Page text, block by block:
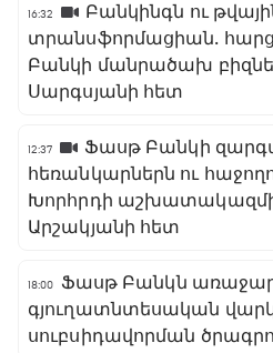
16:32
Բանկինգն ու
տրանսֆորմացիան․
Բանկի մանրածախ
Սարգսյանի հետ
12:37
Ֆասթ Բանկի
հեռանկարներն ու
Խորհրդի
Արշակյանի հետ
18:00
Ֆասթ Բանկն
գյուղատնտեսական
սուբսիդավորման